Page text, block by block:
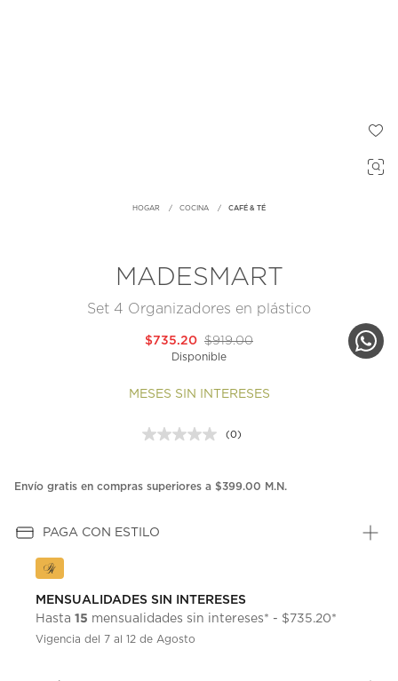
HOGAR COCINA CAFÉ & TÉ
MADESMART
Set 4 Organizadores en plástico
$919.00
$735.20
Disponible
MESES SIN INTERESES
Sin
en
(0)
Envío gratis en compras superiores a $399.00 M.N.
PAGA CON ESTILO
MENSUALIDADES SIN INTERESES
Hasta 15 mensualidades sin intereses* - $735.20*
Vigencia del 7 al 12 de Agosto